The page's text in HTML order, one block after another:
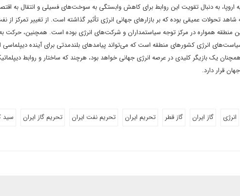
اروپا، به دنبال تقویت این روابط برای کاهش وابستگی به سوخت‌های فسیلی و انتقال به
شاهد تحولات عمیقی بوده که بر بازارهای جهانی انرژی تأثیر گذاشته است. از تغییر تمرکز از
منطقه همواره در مرکز توجه سیاستمداران و شرکت‌های انرژی بوده است. همچنین، حرکت
انرژی کشورهای منطقه است که می‌تواند پیامدهای بلندمدتی برای آینده دیپلماسی
یک بازیگر کلیدی در عرصه انرژی جهانی خواهد بود، هرچند که ساختار و روابط
قرار دارد.
انرژی گاز ایران گاز قطر تحریم ایران تحریم نفت ایران تحریم گاز ایران سید